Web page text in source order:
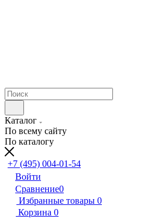
Каталог
По всему сайту
По каталогу
+7 (495) 004-01-54
Войти
Сравнение0
Избранные товары 0
Корзина 0